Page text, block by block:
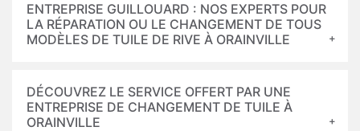
ENTREPRISE GUILLOUARD : NOS EXPERTS POUR
LA RÉPARATION OU LE CHANGEMENT DE TOUS
MODÈLES DE TUILE DE RIVE À ORAINVILLE
DÉCOUVREZ LE SERVICE OFFERT PAR UNE
ENTREPRISE DE CHANGEMENT DE TUILE À
ORAINVILLE